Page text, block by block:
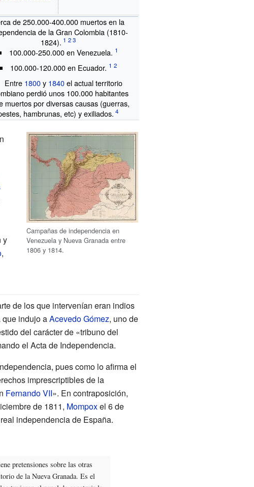
de 250.000-400.000 muertos en la
de la Gran Colombia (1810-
1824).
100.000-250.000 en Venezuela.
100.000-120.000 en Ecuador.
Entre 1800y 1840el actual territorio
perdió unos 100.000 habitantes
muertos por diversas causas (guerras,
hambrunas, etc) y exiliados.
Campañas de independencia en
Venezuela y Nueva Granada entre
1806 y 1814.
y
,
de los que intervenían eran indios
que indujo aAcevedo Gómez, uno de
del carácter de «tribuno del
el Acta de Independencia.
pues como lo afirma el
imprescriptibles de la
Fernando VII». En contraposición,
de 1811, Mompoxel 6 de
independencia de España.
pretensiones sobre las otras
de la Nueva Granada. Es el